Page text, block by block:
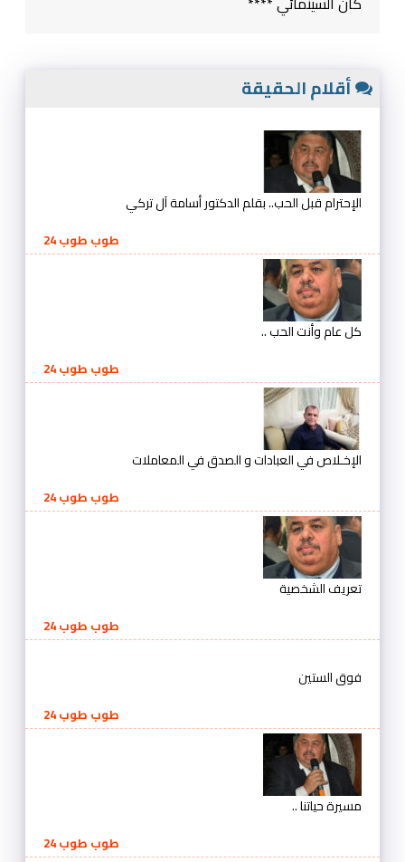
أقلام الحقيقة
الإحترام قبل الحب.. بقلم الدكتور أسامة آل تركي
طوب طوب 24
كل عام وأنت الحب ..
طوب طوب 24
الإخـلاص في العبادات و الصدق في المعاملات
طوب طوب 24
تعريف الشخصية
طوب طوب 24
فوق الستين
طوب طوب 24
مسيرة حياتنا ..
طوب طوب 24